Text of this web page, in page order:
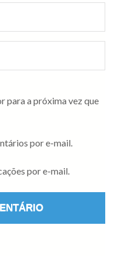
para a próxima vez que
por e-mail.
por e-mail.